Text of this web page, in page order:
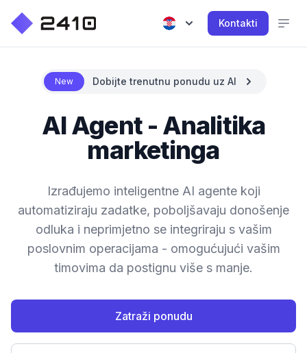
Kontakti
New Dobijte trenutnu ponudu uz AI
AI Agent - Analitika
marketinga
Izrađujemo inteligentne AI agente koji
automatiziraju zadatke, poboljšavaju donošenje
odluka i neprimjetno se integriraju s vašim
poslovnim operacijama - omogućujući vašim
timovima da postignu više s manje.
Zatraži ponudu